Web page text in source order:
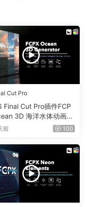
Cut Pro
Final Cut Pro插件FCP
3D 海洋水体动画反
工具0202
前 100